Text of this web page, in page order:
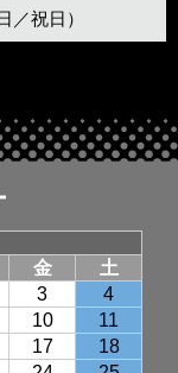
／祝日）